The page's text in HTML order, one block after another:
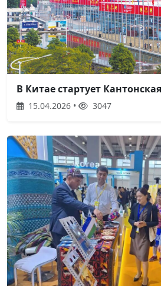
В Китае стартует
15.04.2026 • 3047